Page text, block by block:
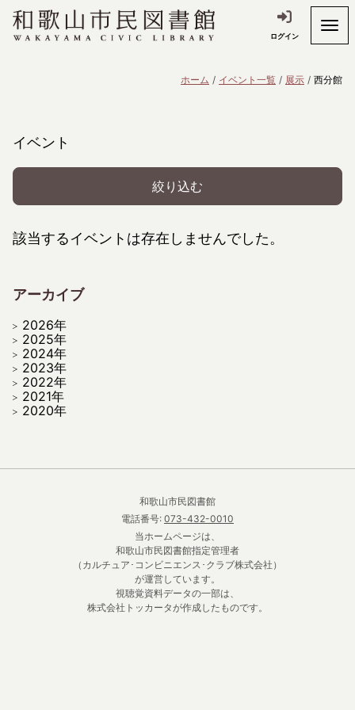
ログイン
ホーム イベント一覧 展示 西分館
イベント
絞り込む
該当するイベントは存在しませんでした。
アーカイブ
2026年
2025年
2024年
2023年
2022年
2021年
2020年
和歌山市民図書館
電話番号: 073-432-0010
当ホームページは、
和歌山市民図書館指定管理者
（カルチュア･コンビニエンス･クラブ株式会社）
が運営しています。
視聴覚資料データの一部は、
株式会社トッカータが作成したものです。